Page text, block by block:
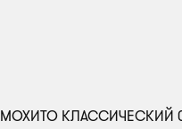
МОХИТО КЛАССИЧЕСКИЙ